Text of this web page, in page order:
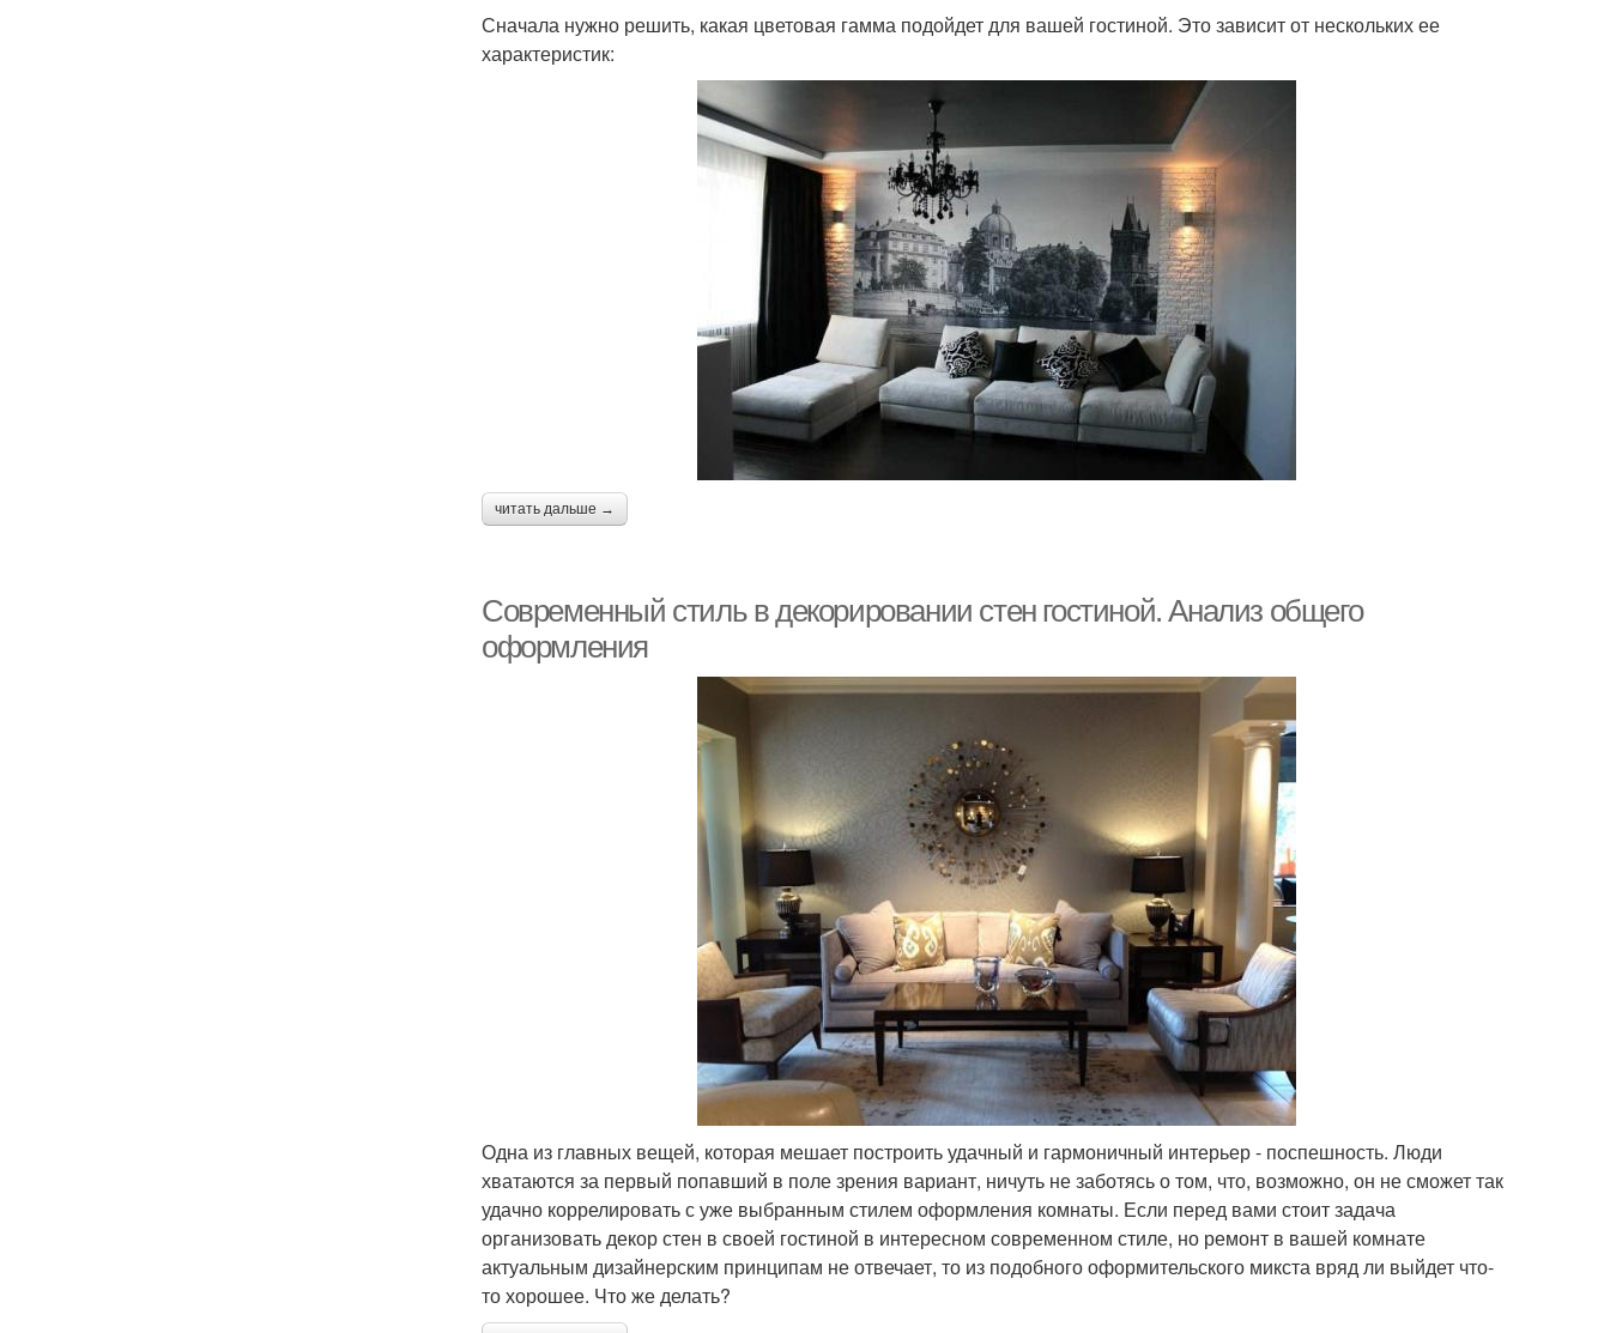
Сначала нужно решить, какая цветовая гамма подойдет для вашей гостиной. Это зависит от нескольких ее
характеристик:
читать дальше →
Современный стиль в декорировании стен гостиной. Анализ общего
оформления
Одна из главных вещей, которая мешает построить удачный и гармоничный интерьер - поспешность. Люди
хватаются за первый попавший в поле зрения вариант, ничуть не заботясь о том, что, возможно, он не сможет так
удачно коррелировать с уже выбранным стилем оформления комнаты. Если перед вами стоит задача
организовать декор стен в своей гостиной в интересном современном стиле, но ремонт в вашей комнате
актуальным дизайнерским принципам не отвечает, то из подобного оформительского микста вряд ли выйдет что-
то хорошее. Что же делать?